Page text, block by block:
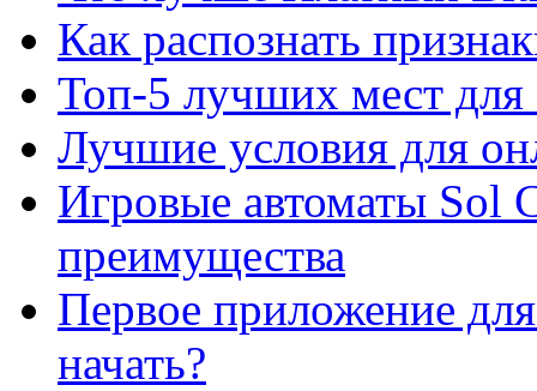
Как распознать
Топ-5 лучших мест для
Лучшие условия для
Игровые автоматы Sol
преимущества
Первое приложение
начать?